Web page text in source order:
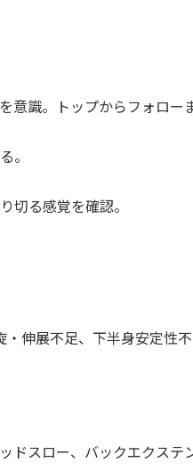
識。トップからフォロー
。
切る感覚を確認。
伸展不足、下半身安定性
ドスロー、バックエクステ